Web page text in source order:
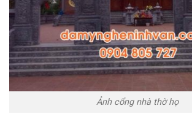
Ảnh cổng nhà thờ họ